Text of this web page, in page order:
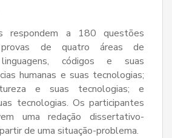
respondem a 180 questões
de quatro áreas de
linguagens, códigos e suas
humanas e suas tecnologias;
e suas tecnologias; e
tecnologias. Os participantes
uma redação dissertativo-
de uma situação-problema.